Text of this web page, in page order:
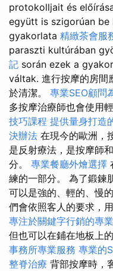
protokolljait és
együtt is szigorúan
gyakorlata 精緻茶會服
paraszti kultúrában
記 során ezek a
váltak. 進行按摩的房間
於清潔。 專業SEO顧問
多按摩治療師也會使用
技巧課程 提供量身打造
決辦法 在現今的歐洲，
是反射療法，是按摩師
分。 專業餐廳外燴選擇
練的一部分。 為了鍛鍊
可以是強的、輕的、慢
們會依照客人的要求，
專注於關鍵字行銷的專
但也可以在鋪在地板上
事務所專業服務 專業的
整脊治療 背部按摩時，